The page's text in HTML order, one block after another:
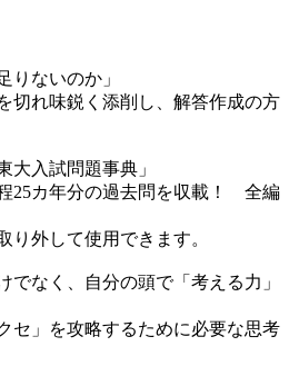
りないのか」
切れ味鋭く添削し、解答作成の方
大入試問題事典」
25カ年分の過去問を収載！ 全編
り外して使用できます。
でなく、自分の頭で「考える力」
セ」を攻略するために必要な思考